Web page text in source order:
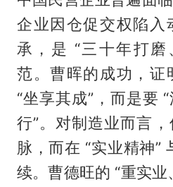
企业因仓促交权陷入
承，是 “三十年打磨
范。曹晖的成功，证
“坐享其成”，而是要
行”。对制造业而言
脉，而在 “实业精神”
续。曹德旺的 “重实业